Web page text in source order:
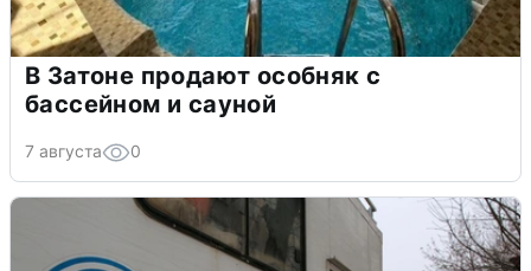
В Затоне продают особняк с
бассейном и сауной
7 августа 0